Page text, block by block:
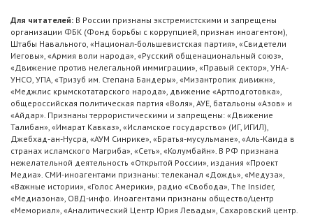
Для читателей: В России признаны экстремистскими и запрещены
организации ФБК (Фонд борьбы с коррупцией, признан иноагентом),
Штабы Навального, «Национал-большевистская партия», «Свидетели
Иеговы», «Армия воли народа», «Русский общенациональный союз»,
«Движение против нелегальной иммиграции», «Правый сектор», УНА-
УНСО, УПА, «Тризуб им. Степана Бандеры», «Мизантропик дивижн»,
«Меджлис крымскотатарского народа», движение «Артподготовка»,
общероссийская политическая партия «Воля», АУЕ, батальоны «Азов» и
«Айдар». Признаны террористическими и запрещены: «Движение
Талибан», «Имарат Кавказ», «Исламское государство» (ИГ, ИГИЛ),
Джебхад-ан-Нусра, «АУМ Синрике», «Братья-мусульмане», «Аль-Каида в
странах исламского Магриба», «Сеть», «Колумбайн». В РФ признана
нежелательной деятельность «Открытой России», издания «Проект
Медиа». СМИ-иноагентами признаны: телеканал «Дождь», «Медуза»,
«Важные истории», «Голос Америки», радио «Свобода», The Insider,
«Медиазона», ОВД-инфо. Иноагентами признаны общество/центр
«Мемориал», «Аналитический Центр Юрия Левады», Сахаровский центр.